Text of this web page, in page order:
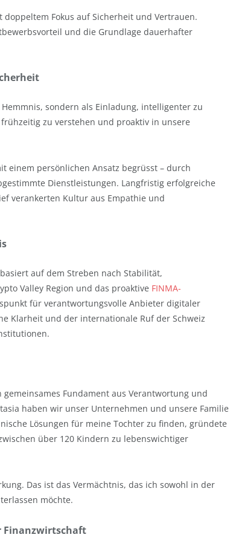
Fokus auf Sicherheit und Vertrauen.
und die Grundlage dauerhafter
sondern als Einladung, intelligenter zu
zu verstehen und proaktiv in unsere
einem persönlichen Ansatz begrüsst – durch
Dienstleistungen. Langfristig erfolgreiche
verankerten Kultur aus Empathie und
auf dem Streben nach Stabilität,
Valley Region und das proaktive FINMA-
für verantwortungsvolle Anbieter digitaler
Klarheit und der internationale Ruf der Schweiz
Fundament aus Verantwortung und
haben wir unser Unternehmen und unsere Familie
Lösungen für meine Tochter zu finden, gründete
über 120 Kindern zu lebenswichtiger
Das ist das Vermächtnis, das ich sowohl in der
möchte.
Finanzwirtschaft